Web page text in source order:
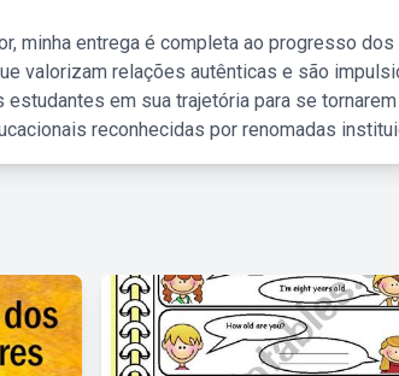
minha entrega é completa ao progresso
valorizam relações autênticas e são
estudantes em sua trajetória para se
reconhecidas por renomadas